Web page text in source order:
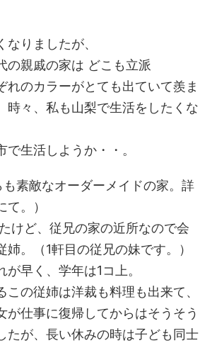
りましたが、
の親戚の家は どこも立派
れのカラーがとても出ていて羨ま
時々、私も山梨で生活をしたくな
で生活しようか・・。
も素敵なオーダーメイドの家。詳
て。）
けど、従兄の家の近所なので会
姉。（1軒目の従兄の妹です。）
早く、学年は1コ上。
この従姉は洋裁も料理も出来て、
が仕事に復帰してからはそうそう
たが、長い休みの時は子ども同士